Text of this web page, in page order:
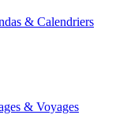
& Calendriers
& Voyages